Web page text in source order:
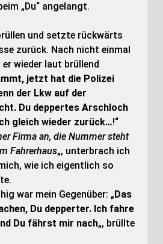
„Du“ angelangt.
und setzte rückwärts
zurück. Nach nicht einmal
wieder laut brüllend
jetzt hat die Polizei
der Lkw auf der
Du deppertes Arschloch
gleich wieder zurück…!“
Firma an, die Nummer steht
Fahrerhaus„, unterbrach ich
wie ich eigentlich so
war mein Gegenüber: „Das
Du depperter. Ich fahre
Du fährst mir nach„, brüllte